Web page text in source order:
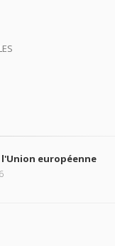
l'Union européenne